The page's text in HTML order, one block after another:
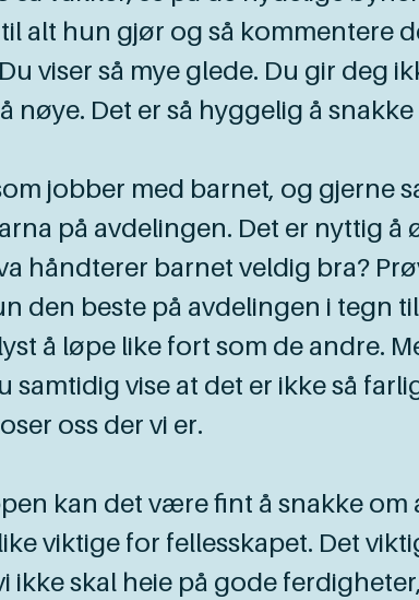
alt hun gjør og så kommentere
viser så mye glede. Du gir deg
nøye. Det er så hyggelig å
jobber med barnet, og gjerne
på avdelingen. Det er nyttig å
håndterer barnet veldig bra?
den beste på avdelingen i tegn
å løpe like fort som de andre.
samtidig vise at det er ikke så
oss der vi er.
kan det være fint å snakke om
viktige for fellesskapet. Det
ikke skal heie på gode